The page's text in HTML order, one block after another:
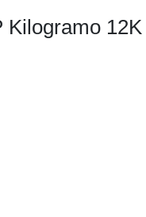
Kilogramo 12K